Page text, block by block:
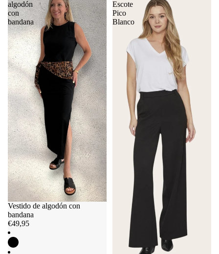
algodón
con
bandana
Vestido de algodón con
bandana
€49,95
Escote
Pico
Blanco